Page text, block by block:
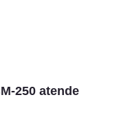
250 atende